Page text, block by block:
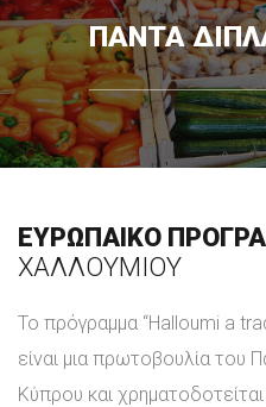
ΠΑΝΤΑ
ΕΥΡΩΠΑΙΚΟ
ΧΑΛΛΟΥΜΙΟΥ
Το πρόγραμμα “Halloumi a
είναι μια πρωτοβουλία του
Κύπρου και